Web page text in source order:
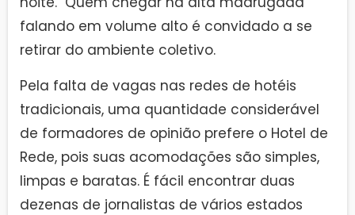
falando em volume alto é convidado a se
retirar do ambiente coletivo.
Pela falta de vagas nas redes de hotéis
tradicionais, uma quantidade considerável
de formadores de opinião prefere o Hotel de
Rede, pois suas acomodações são simples,
limpas e baratas. É fácil encontrar duas
dezenas de jornalistas de vários estados